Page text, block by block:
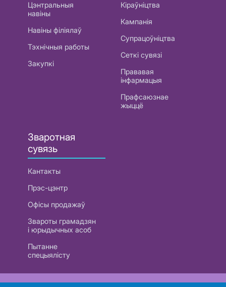
Цэнтральныя
навіны
Навіны філіялаў
Тэхнічныя работы
Закупкі
Кіраўніцтва
Кампанія
Супрацоўніцтва
Сеткі сувязі
Прававая
інфармацыя
Прафсаюзнае
жыццё
Зваротная
сувязь
Кантакты
Прэс-цэнтр
Офісы продажаў
Звароты грамадзян
і юрыдычных асоб
Пытанне
спецыялісту